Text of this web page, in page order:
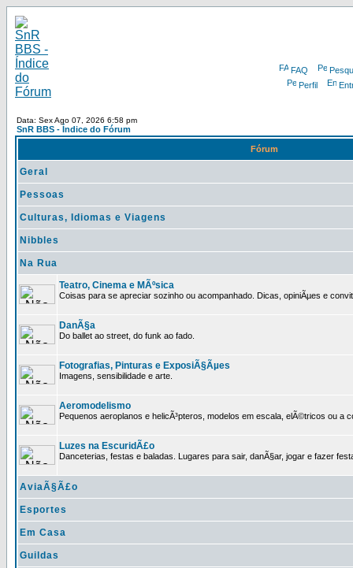
FAQ
Perfil
Data: Sex Ago 07, 2026 6:58 pm
SnR BBS - Índice do Fórum
Fórum
Geral
Pessoas
Culturas, Idiomas e Viagens
Nibbles
Na Rua
Teatro, Cinema e MÃºsica
Coisas para se apreciar sozinho ou acompanhado. Dicas, opiniÃµes e
DanÃ§a
Do ballet ao street, do funk ao fado.
Fotografias, Pinturas e ExposiÃ§Ãµes
Imagens, sensibilidade e arte.
Aeromodelismo
Pequenos aeroplanos e helicÃ³pteros, modelos em escala, elÃ©tricos ou a
Luzes na EscuridÃ£o
Danceterias, festas e baladas. Lugares para sair, danÃ§ar, jogar e fazer
AviaÃ§Ã£o
Esportes
Em Casa
Guildas